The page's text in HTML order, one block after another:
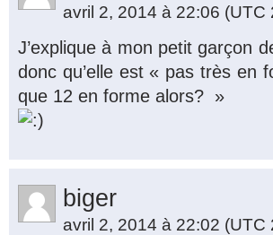
avril 2, 2014 à 22:06 (UTC
J’explique à mon petit garçon
donc qu’elle est « pas très
que 12 en forme alors? »
biger
avril 2, 2014 à 22:02 (UTC